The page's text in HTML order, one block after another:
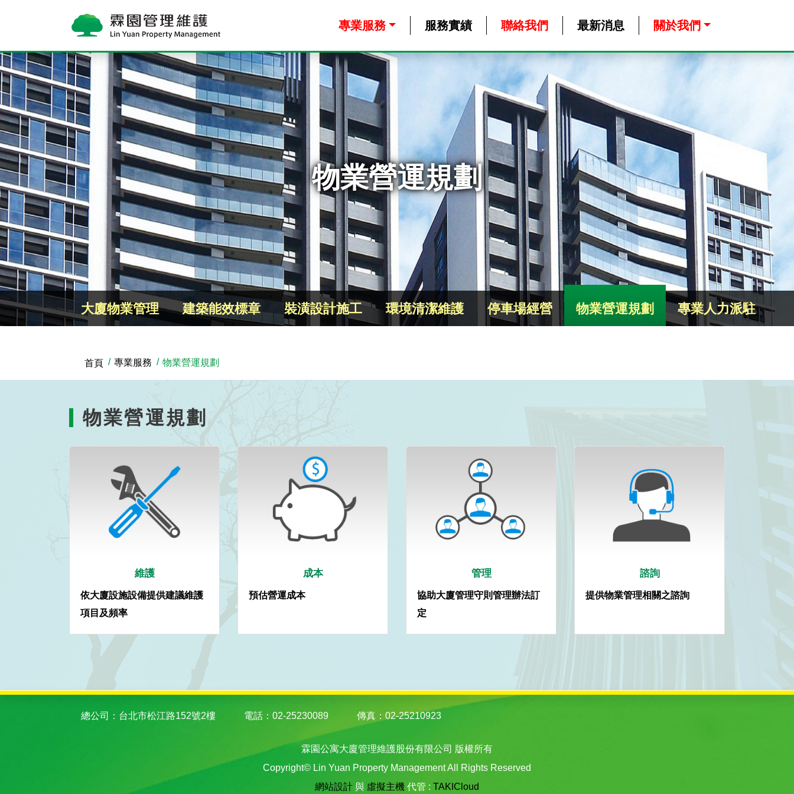
專業服務 服務實績 聯絡我們 最新消息 關於我們
物業營運規劃
大廈物業管理 建築能效標章 裝潢設計施工 環境清潔維護 停車場經營 物業營運規劃 專業人力派駐
首頁 專業服務 物業營運規劃
物業營運規劃
維護
依大廈設施設備提供建議維護
項目及頻率
成本
預估營運成本
管理
協助大廈管理守則管理辦法訂
定
諮詢
提供物業管理相關之諮詢
總公司：台北市松江路152號2樓 電話：02-25230089 傳真：02-25210923
霖園公寓大廈管理維護股份有限公司 版權所有
Copyright© Lin Yuan Property Management All Rights Reserved
網站設計 與 虛擬主機 代管 : TAKICloud